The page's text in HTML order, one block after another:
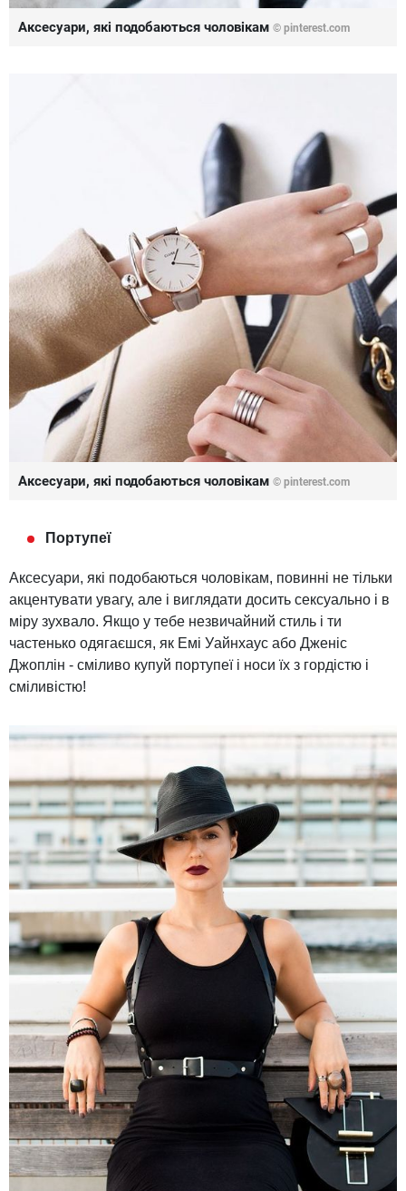
Аксесуари, які подобаються чоловікам © pinterest.com
Аксесуари, які подобаються чоловікам © pinterest.com
Портупеї
Аксесуари, які подобаються чоловікам, повинні не тільки
акцентувати увагу, але і виглядати досить сексуально і в
міру зухвало. Якщо у тебе незвичайний стиль і ти
частенько одягаєшся, як Емі Уайнхаус або Дженіс
Джоплін - сміливо купуй портупеї і носи їх з гордістю і
сміливістю!